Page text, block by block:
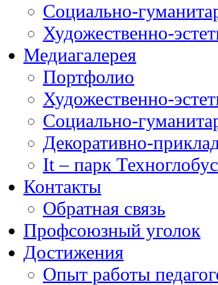
Социально-
Художественно-
Медиагалерея
Портфолио
Художественно-
Социально-
Декоративно-
It – парк Техноглобус
Контакты
Обратная связь
Профсоюзный уголок
Достижения
Опыт работы